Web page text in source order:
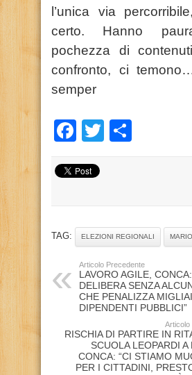
l’unica via
certo. Hanno
pochezza di
confronto, ci
semper
Facebook
Twitter
TAG: ELEZIONI REGIONALI
Articolo Precedente
LAVORO AGILE,
DELIBERA SENZA
CHE PENALIZZA
DIPENDENTI PUBBLICI”
RISCHIA DI PARTIRE IN
SCUOLA LEOPARDI A
CONCA: “CI STIAMO
PER I CITTADINI,